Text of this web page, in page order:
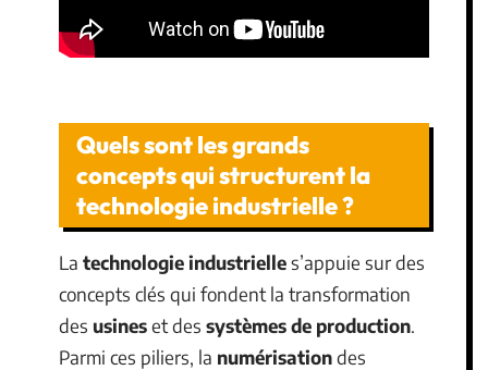
Quels sont les grands
concepts qui structurent la
technologie industrielle ?
La technologie industrielles’appuie sur des
concepts clés qui fondent la transformation
des usineset des systèmes de production.
Parmi ces piliers, la numérisationdes